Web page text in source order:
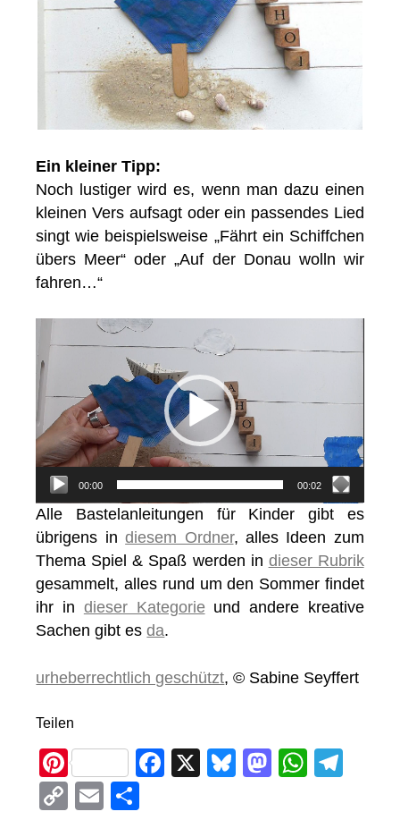
Ein kleiner Tipp:
Noch lustiger wird es, wenn man dazu einen
kleinen Vers aufsagt oder ein passendes Lied
singt wie beispielsweise „Fährt ein Schiffchen
übers Meer“ oder „Auf der Donau wolln wir
fahren…“
Player
00:00 00:02
Alle Bastelanleitungen für Kinder gibt es
übrigens indiesem Ordner, alles Ideen zum
Thema Spiel & Spaß werden in dieser Rubrik
gesammelt, alles rund um den Sommer findet
ihr in dieser Kategorieund andere kreative
Sachen gibt esda.
urheberrechtlich geschützt, © Sabine Seyffert
Teilen
Pi
nt
er
F
X
Bl
M
W
C
E